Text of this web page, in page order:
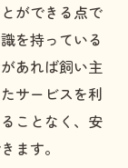
ができる点で
を持っている
あれば飼い主
サービスを利
ことなく、安
ます。